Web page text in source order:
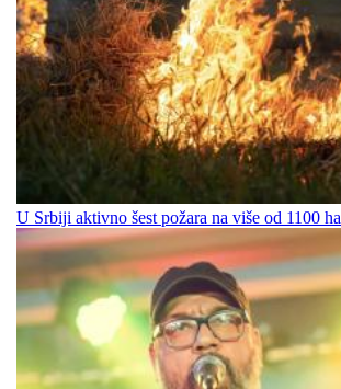
U Srbiji aktivno šest požara na više od 1100 ha